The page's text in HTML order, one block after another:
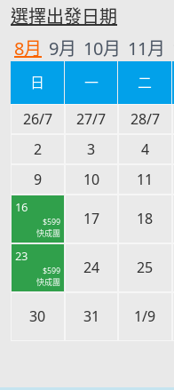
選擇出發日期
8月 9月 10月 11月
日 一 二
26/7
27/7 28/7
2
3 4
9
10 11
16
$599
快成團
17 18
23
$599
快成團
24 25
30 31 1/9